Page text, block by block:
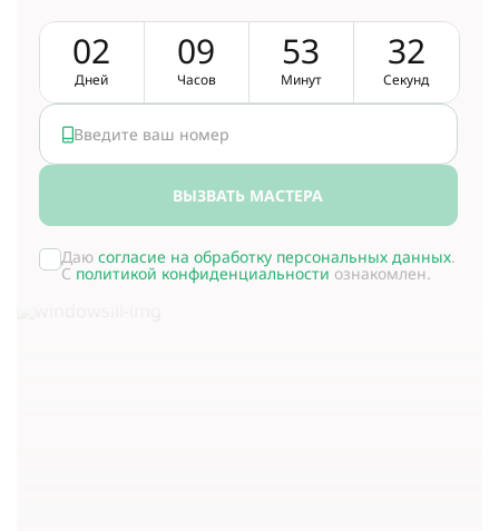
02
Дней
09
Часов
53
Минут
31
Секунд
ВЫЗВАТЬ МАСТЕРА
Даю согласие на обработку персональных данных.
С политикой конфиденциальности ознакомлен.